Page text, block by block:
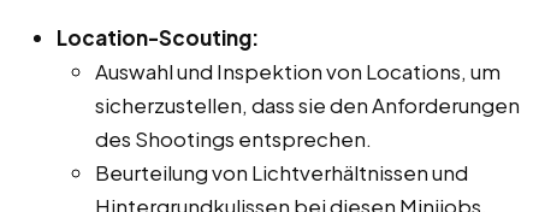
Location-Scouting:
Auswahl und Inspektion von Locations, um
sicherzustellen, dass sie den Anforderungen
des Shootings entsprechen.
Beurteilung von Lichtverhältnissen und
Hintergrundkulissen bei diesen Minijobs,